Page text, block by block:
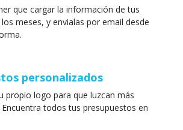
que cargar la información de tus
meses, y envialas por email desde
personalizados
propio logo para que luzcan más
todos tus presupuestos en